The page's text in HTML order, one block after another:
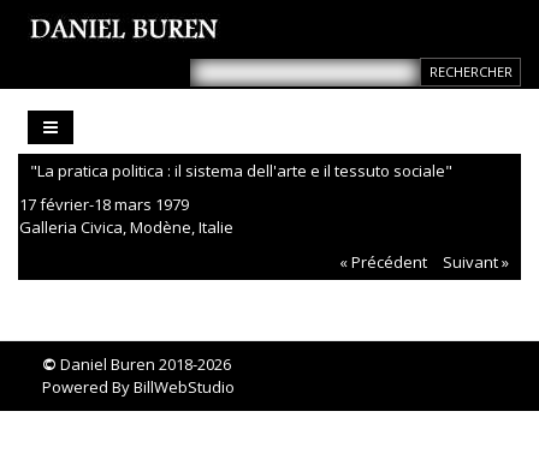
"La pratica politica : il sistema dell'arte e il tessuto sociale"
17 février-18 mars 1979
Galleria Civica, Modène, Italie
« Précédent
Suivant »
© Daniel Buren 2018-2026
Powered ByBillWebStudio